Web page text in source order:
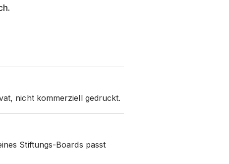
nicht kommerziell gedruckt.
Stiftungs-Boards passt